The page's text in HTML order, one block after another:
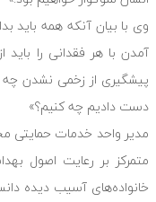
وی با بیان آنکه همه باید
آمدن با هر فقدانی را
پیشگیری از زخمی نشدن چه
دست دادیم چه کنیم؟»
مدیر واحد خدمات حمایتی
متمرکز بر رعایت اصول
خانواده‌های آسیب دیده